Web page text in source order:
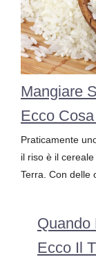
Mangiare
Ecco
Praticamente
il riso è il
Terra. Con delle
Quando
Ecco Il